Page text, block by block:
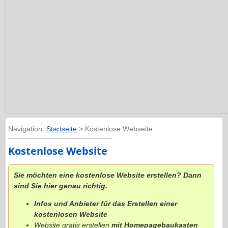
Navigation:Startseite > Kostenlose Webseite
Kostenlose Website
Sie möchten eine kostenlose Website erstellen? Dann
sind Sie hier genau richtig.
Infos und Anbieter für das Erstellen einer
kostenlosen Website
Website gratis erstellenmit Homepagebaukasten